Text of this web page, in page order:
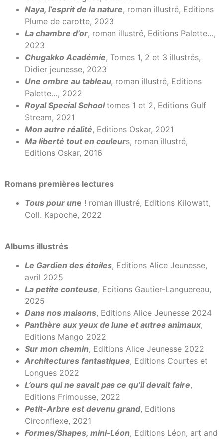
Naya, l’esprit de la nature, roman illustré, Editions
Plume de carotte, 2023
La chambre d’or, roman illustré, Editions Palette…,
2023
Chugakko Académie, Tomes 1, 2 et 3 illustrés,
Didier jeunesse, 2023
Une ombre au tableau, roman illustré, Editions
Palette…, 2022
Royal Special Schooltomes 1 et 2, Editions Gulf
Stream, 2021
Mon autre réalité, Editions Oskar, 2021
Ma liberté tout en couleurs, roman illustré,
Editions Oskar, 2016
Romans premières lectures
Tous pour une ! roman illustré, Editions Kilowatt,
Coll. Kapoche, 2022
Albums illustrés
Le Gardien des étoiles, Editions Alice Jeunesse,
avril 2025
La petite conteuse, Editions Gautier-Languereau,
2025
Dans nos maisons, Editions Alice Jeunesse 2024
Panthère aux yeux de lune et autres animaux,
Editions Mango 2022
Sur mon chemin, Editions Alice Jeunesse 2022
Architectures fantastiques, Editions Courtes et
Longues 2022
L’ours qui ne savait pas ce qu’il devait faire,
Editions Frimousse, 2022
Petit-Arbre est devenu grand, Editions
Circonflexe, 2021
Formes/Shapes, mini-Léon, Editions Léon, art and